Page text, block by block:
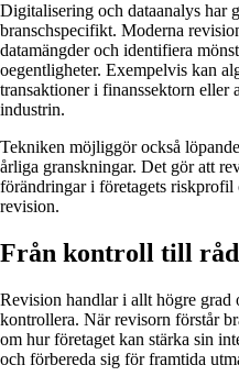
Digitalisering och dataanalys har
branschspecifikt. Moderna
datamängder och identifiera
oegentligheter. Exempelvis kan
transaktioner i finanssektorn
industrin.
Tekniken möjliggör också
årliga granskningar. Det gör att
förändringar i företagets
revision.
Från kontroll till
Revision handlar i allt högre grad
kontrollera. När revisorn förstår
om hur företaget kan stärka sin
och förbereda sig för framtida